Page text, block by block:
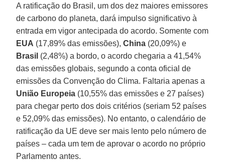
A ratificação do Brasil, um dos dez maiores emissores
de carbono do planeta, dará impulso significativo à
entrada em vigor antecipada do acordo. Somente com
EUA (17,89% das emissões), China (20,09%) e
Brasil (2,48%) a bordo, o acordo chegaria a 41,54%
das emissões globais, segundo a conta oficial de
emissões da Convenção do Clima. Faltaria apenas a
União Europeia (10,55% das emissões e 27 países)
para chegar perto dos dois critérios (seriam 52 países
e 52,09% das emissões). No entanto, o calendário de
ratificação da UE deve ser mais lento pelo número de
países – cada um tem de aprovar o acordo no próprio
Parlamento antes.